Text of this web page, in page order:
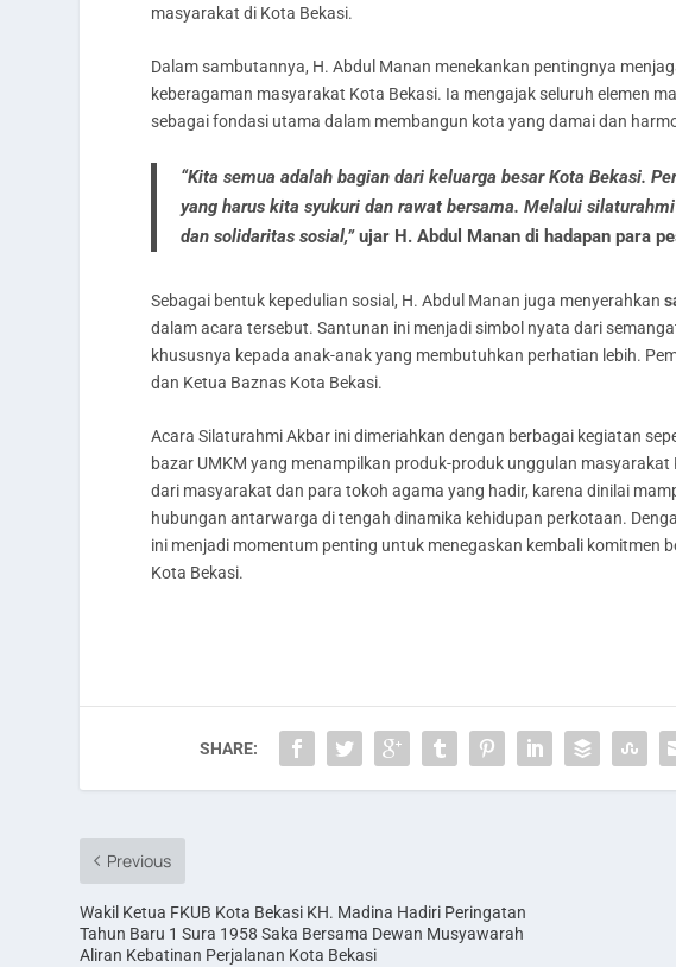
masyarakat di Kota Bekasi.
Dalam sambutannya, H. Abdul Manan menekankan pentingnya
keberagaman masyarakat Kota Bekasi. Ia mengajak seluruh elemen
sebagai fondasi utama dalam membangun kota yang damai dan
“Kita semua adalah bagian dari keluarga besar Kota Bekasi.
yang harus kita syukuri dan rawat bersama. Melalui
dan solidaritas sosial,”ujar H. Abdul Manan di hadapan para
Sebagai bentuk kepedulian sosial, H. Abdul Manan juga menyerahkan
dalam acara tersebut. Santunan ini menjadi simbol nyata dari
khususnya kepada anak-anak yang membutuhkan perhatian lebih.
dan Ketua Baznas Kota Bekasi.
Acara Silaturahmi Akbar ini dimeriahkan dengan berbagai kegiatan
bazar UMKM yang menampilkan produk-produk unggulan
dari masyarakat dan para tokoh agama yang hadir, karena dinilai
hubungan antarwarga di tengah dinamika kehidupan perkotaan.
ini menjadi momentum penting untuk menegaskan kembali komitmen
Kota Bekasi.
SHARE:
Previous
Wakil Ketua FKUB Kota Bekasi KH. Madina Hadiri Peringatan
Tahun Baru 1 Sura 1958 Saka Bersama Dewan Musyawarah
Aliran Kebatinan Perjalanan Kota Bekasi